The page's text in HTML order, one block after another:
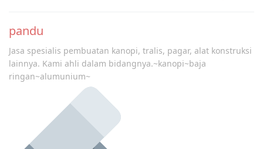
pandu
Jasa spesialis pembuatan kanopi, tralis, pagar, alat konstruksi
lainnya. Kami ahli dalam bidangnya.~kanopi~baja
ringan~alumunium~